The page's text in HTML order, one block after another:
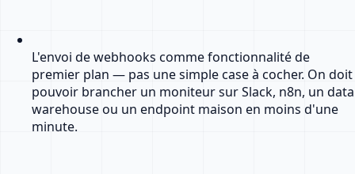
L'envoi de webhooks comme fonctionnalité de
premier plan — pas une simple case à cocher. On doit
pouvoir brancher un moniteur sur Slack, n8n, un data
warehouse ou un endpoint maison en moins d'une
minute.